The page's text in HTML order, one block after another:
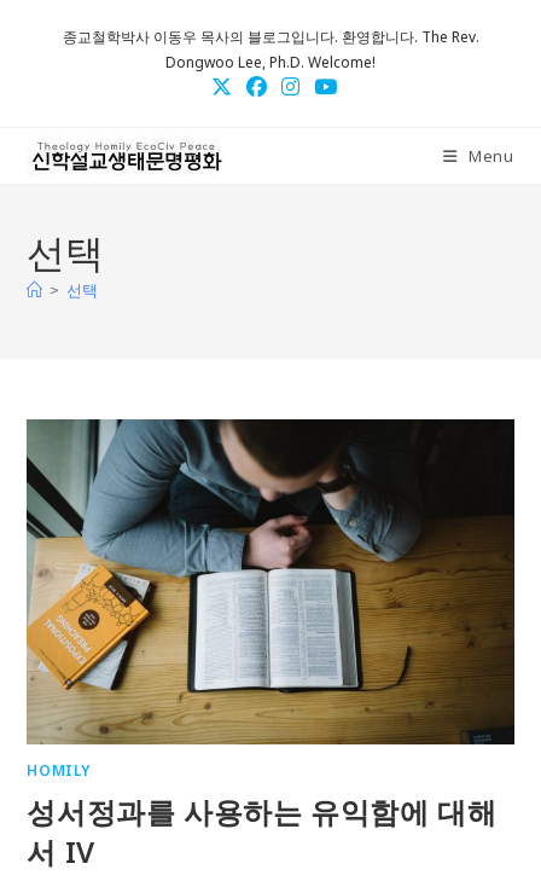
종교철학박사 이동우 목사의 블로그입니다. 환영합니다. The Rev.
Dongwoo Lee, Ph.D. Welcome!
Menu
선택
> 선택
HOMILY
성서정과를 사용하는 유익함에 대해
서 IV